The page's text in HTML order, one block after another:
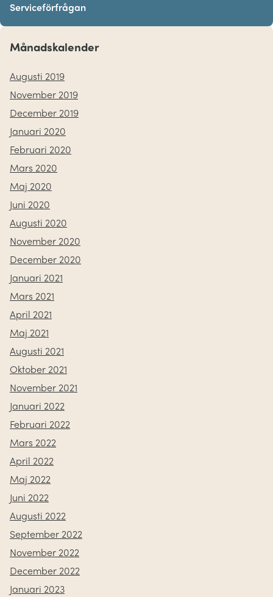
Serviceförfrågan
Månadskalender
Augusti 2019
November 2019
December 2019
Januari 2020
Februari 2020
Mars 2020
Maj 2020
Juni 2020
Augusti 2020
November 2020
December 2020
Januari 2021
Mars 2021
April 2021
Maj 2021
Augusti 2021
Oktober 2021
November 2021
Januari 2022
Februari 2022
Mars 2022
April 2022
Maj 2022
Juni 2022
Augusti 2022
September 2022
November 2022
December 2022
Januari 2023